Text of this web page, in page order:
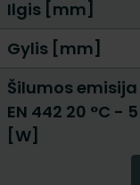
Ilgis [mm]
Gylis [mm]
Šilumos
EN 442 20 °C -
[W]